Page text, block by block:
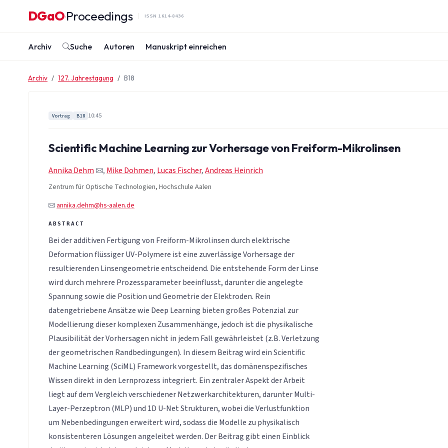
DGaO·Proceedings ISSN 1614-8436
Archiv Suche Autoren Manuskript einreichen
Archiv 127. Jahrestagung B18
Vortrag B18 10:45
Scientific Machine Learning zur Vorhersage von Freiform-Mikrolinsen
Annika Dehm , Mike Dohmen, Lucas Fischer,Andreas Heinrich
Zentrum für Optische Technologien, Hochschule Aalen
annika.dehm@hs-aalen.de
Bei der additiven Fertigung von Freiform-Mikrolinsen durch elektrische
Deformation flüssiger UV-Polymere ist eine zuverlässige Vorhersage der
resultierenden Linsengeometrie entscheidend. Die entstehende Form der Linse
wird durch mehrere Prozessparameter beeinflusst, darunter die angelegte
Spannung sowie die Position und Geometrie der Elektroden. Rein
datengetriebene Ansätze wie Deep Learning bieten großes Potenzial zur
Modellierung dieser komplexen Zusammenhänge, jedoch ist die physikalische
Plausibilität der Vorhersagen nicht in jedem Fall gewährleistet (z.B. Verletzung
der geometrischen Randbedingungen). In diesem Beitrag wird ein Scientific
Machine Learning (SciML) Framework vorgestellt, das domänenspezifisches
Wissen direkt in den Lernprozess integriert. Ein zentraler Aspekt der Arbeit
liegt auf dem Vergleich verschiedener Netzwerkarchitekturen, darunter Multi-
Layer-Perzeptron (MLP) und 1D U-Net Strukturen, wobei die Verlustfunktion
um Nebenbedingungen erweitert wird, sodass die Modelle zu physikalisch
konsistenteren Lösungen angeleitet werden. Der Beitrag gibt einen Einblick